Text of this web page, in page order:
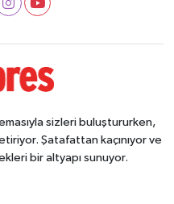
sizleri buluştururken,
Şatafattan kaçınıyor ve
bir altyapı sunuyor.